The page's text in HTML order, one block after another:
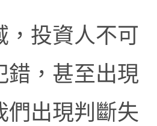
，投資人不可
錯，甚至出現
們出現判斷失